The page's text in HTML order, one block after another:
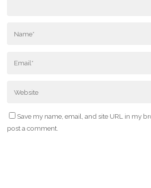
Save my name, email, and site URL in my
post a comment.